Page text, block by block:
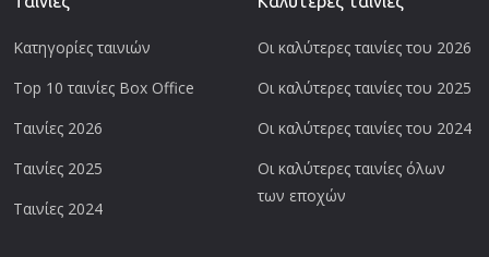
Κατηγορίες ταινιών
Top 10 ταινίες Box Office
Ταινίες 2026
Ταινίες 2025
Ταινίες 2024
Οι καλύτερες ταινίες του 2026
Οι καλύτερες ταινίες του 2025
Οι καλύτερες ταινίες του 2024
Οι καλύτερες ταινίες όλων
των εποχών